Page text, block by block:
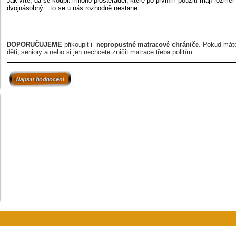
dvojnásobný..
to se u nás rozhodně nestane.
DOPORUČUJEMEpřikoupit i nepropustné matracové chrániče. Pokud
děti, seniory a nebo si jen nechcete zničit matrace třeba politím.